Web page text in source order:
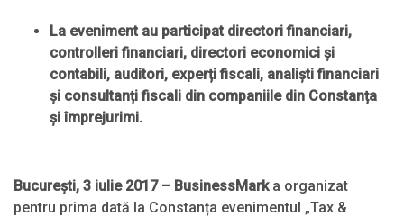
La eveniment au participat directori financiari,
controlleri financiari, directori economici și
contabili, auditori, experți fiscali, analiști financiari
și consultanți fiscali din companiile din Constanța
și împrejurimi.
București, 3 iulie 2017 – BusinessMark a organizat
pentru prima dată la Constanța evenimentul „Tax &